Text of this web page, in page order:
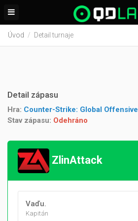
Úvod Detail turnaje
Detail zápasu
Hra: Counter-Strike: Global Offensive
Stav zápasu: Odehráno
ZlinAttack
Vaďu.
Kapitán